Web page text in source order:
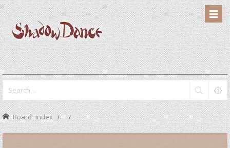
Board index